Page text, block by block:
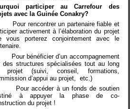
participer au Carrefour des
avec la Guinée Conakry?
rencontrer un partenaire fiable et
activement à l’élaboration du projet
vous porterez conjointement avec le
bénéficier d’un accompagnement
des structures spécialisées tout au long
projet (suivi, conseil, formations,
d’appui au projet, etc.)
accéder à un fonds de soutien
à appuyer la phase de co-
du projet !